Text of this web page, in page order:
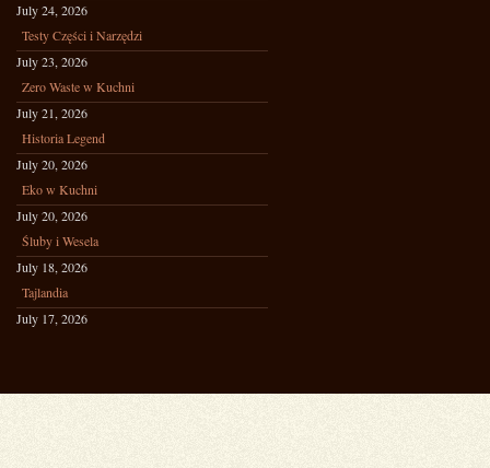
July 24, 2026
Testy Części i Narzędzi
July 23, 2026
Zero Waste w Kuchni
July 21, 2026
Historia Legend
July 20, 2026
Eko w Kuchni
July 20, 2026
Śluby i Wesela
July 18, 2026
Tajlandia
July 17, 2026